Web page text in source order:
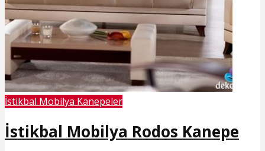
İstikbal Mobilya Kanepeler
İstikbal Mobilya Rodos Kanepe